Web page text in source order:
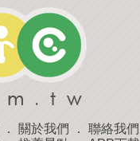
． 關於我們 ． 聯絡我們